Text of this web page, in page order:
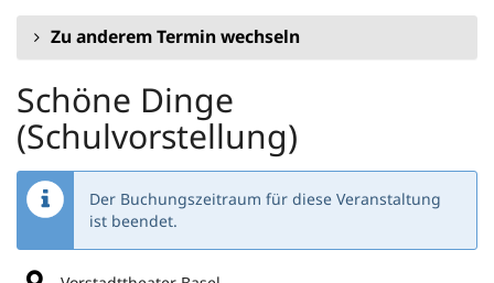
Zu anderem Termin wechseln
Schöne Dinge
(Schulvorstellung)
Der Buchungszeitraum für diese Veranstaltung
ist beendet.